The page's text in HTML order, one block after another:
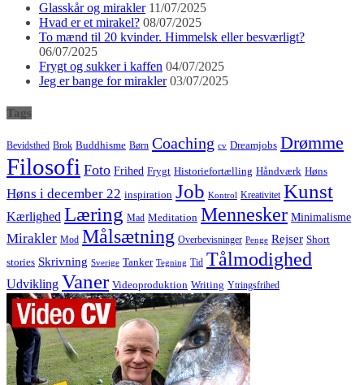
Glasskår og mirakler 11/07/2025
Hvad er et mirakel? 08/07/2025
To mænd til 20 kvinder. Himmelsk eller besværligt?
06/07/2025
Frygt og sukker i kaffen 04/07/2025
Jeg er bange for mirakler 03/07/2025
Tags
Bevidsthed Brok Buddhisme Børn Coaching cv Dreamjobs Drømme
Filosofi Foto Frihed Frygt Historiefortælling Håndværk Høns
Høns i december 22 inspiration Job Kontrol Kreativitet Kunst
Kærlighed Læring Mad Meditation Mennesker Minimalisme
Mirakler Mod Målsætning Overbevisninger Penge Rejser Short
stories Skrivning Sverige Tanker Tegning Tid Tålmodighed
Udvikling Vaner Videoproduktion Writing Ytringsfrihed